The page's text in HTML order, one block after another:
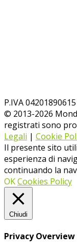
P.IVA 04201890615
© 2013-2026
registrati sono
Legali | Cookie
Il presente sito
esperienza di
continuando la
OKCookies Policy
Chiudi
Privacy Overview